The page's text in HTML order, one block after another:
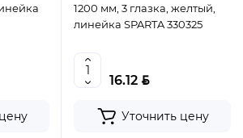
1200 мм, 3 глазка, желтый,
линейка SPARTA 330325
16.12 BYN
Уточнить цену